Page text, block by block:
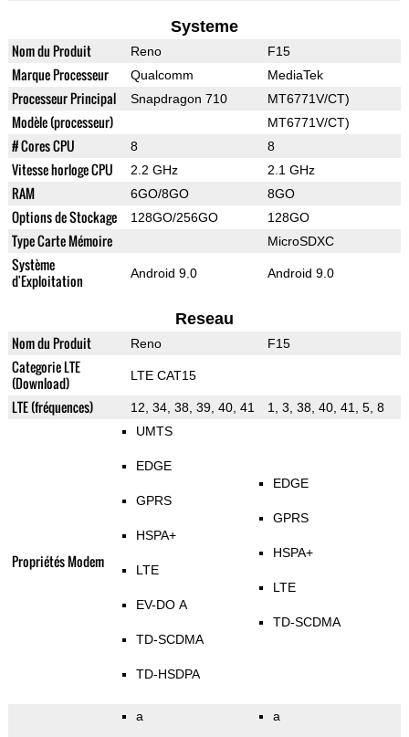
Systeme
Nom du Produit Reno F15
Marque Processeur Qualcomm MediaTek
Processeur Principal Snapdragon 710 MT6771V/CT)
Modèle (processeur) MT6771V/CT)
# Cores CPU 8 8
Vitesse horloge CPU 2.2 GHz 2.1 GHz
RAM 6GO/8GO 8GO
Options de Stockage 128GO/256GO 128GO
Type Carte Mémoire MicroSDXC
Système
d'Exploitation
Android 9.0 Android 9.0
Reseau
Nom du Produit Reno F15
Categorie LTE
(Download)
LTE CAT15
LTE (fréquences) 12, 34, 38, 39, 40, 41 1, 3, 38, 40, 41, 5, 8
Propriétés Modem
UMTS
EDGE
GPRS
HSPA+
LTE
EV-DO A
TD-SCDMA
TD-HSDPA
EDGE
GPRS
HSPA+
LTE
TD-SCDMA
a a